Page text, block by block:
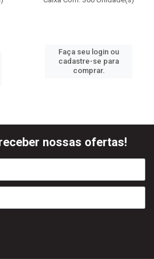
Faça seu login ou
cadastre-se para
comprar.
nossas ofertas!